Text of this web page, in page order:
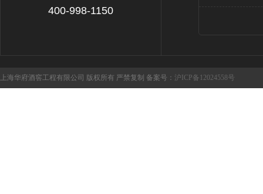
400-998-1150
上海华府酒窖工程有限公司 版权所有 严禁复制 备案号： 沪ICP备12024558号